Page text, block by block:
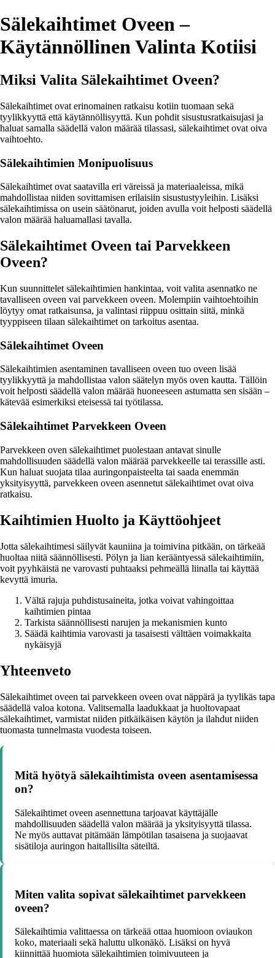
Sälekaihtimet Oveen –
Käytännöllinen Valinta Kotiisi
Miksi Valita Sälekaihtimet Oveen?
Sälekaihtimet ovat erinomainen ratkaisu kotiin tuomaan sekä
tyylikkyyttä että käytännöllisyyttä. Kun pohdit sisustusratkaisujasi ja
haluat samalla säädellä valon määrää tilassasi, sälekaihtimet ovat oiva
vaihtoehto.
Sälekaihtimien Monipuolisuus
Sälekaihtimet ovat saatavilla eri väreissä ja materiaaleissa, mikä
mahdollistaa niiden sovittamisen erilaisiin sisustustyyleihin. Lisäksi
sälekaihtimissa on usein säätönarut, joiden avulla voit helposti säädellä
valon määrää haluamallasi tavalla.
Sälekaihtimet Oveen tai Parvekkeen
Oveen?
Kun suunnittelet sälekaihtimien hankintaa, voit valita asennatko ne
tavalliseen oveen vai parvekkeen oveen. Molempiin vaihtoehtoihin
löytyy omat ratkaisunsa, ja valintasi riippuu osittain siitä, minkä
tyyppiseen tilaan sälekaihtimet on tarkoitus asentaa.
Sälekaihtimet Oveen
Sälekaihtimien asentaminen tavalliseen oveen tuo oveen lisää
tyylikkyyttä ja mahdollistaa valon säätelyn myös oven kautta. Tällöin
voit helposti säädellä valon määrää huoneeseen astumatta sen sisään –
kätevää esimerkiksi eteisessä tai työtilassa.
Sälekaihtimet Parvekkeen Oveen
Parvekkeen oven sälekaihtimet puolestaan antavat sinulle
mahdollisuuden säädellä valon määrää parvekkeelle tai terassille asti.
Kun haluat suojata tilaa auringonpaisteelta tai saada enemmän
yksityisyyttä, parvekkeen oveen asennetut sälekaihtimet ovat oiva
ratkaisu.
Kaihtimien Huolto ja Käyttöohjeet
Jotta sälekaihtimesi säilyvät kauniina ja toimivina pitkään, on tärkeää
huoltaa niitä säännöllisesti. Pölyn ja lian kerääntyessä sälekaihtimiin,
voit pyyhkäistä ne varovasti puhtaaksi pehmeällä liinalla tai käyttää
kevyttä imuria.
Vältä rajuja puhdistusaineita, jotka voivat vahingoittaa
kaihtimien pintaa
Tarkista säännöllisesti narujen ja mekanismien kunto
Säädä kaihtimia varovasti ja tasaisesti välttäen voimakkaita
nykäisyjä
Yhteenveto
Sälekaihtimet oveen tai parvekkeen oveen ovat näppärä ja tyylikäs tapa
säädellä valoa kotona. Valitsemalla laadukkaat ja huoltovapaat
sälekaihtimet, varmistat niiden pitkäikäisen käytön ja ilahdut niiden
tuomasta tunnelmasta vuodesta toiseen.
Mitä hyötyä sälekaihtimista oveen asentamisessa
on?
Sälekaihtimet oveen asennettuna tarjoavat käyttäjälle
mahdollisuuden säädellä valon määrää ja yksityisyyttä tilassa.
Ne myös auttavat pitämään lämpötilan tasaisena ja suojaavat
sisätiloja auringon haitallisilta säteiltä.
Miten valita sopivat sälekaihtimet parvekkeen
oveen?
Sälekaihtimia valittaessa on tärkeää ottaa huomioon oviaukon
koko, materiaali sekä haluttu ulkonäkö. Lisäksi on hyvä
kiinnittää huomiota sälekaihtimien toimivuuteen ja